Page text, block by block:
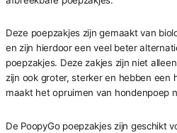
Deze poepzakjes zijn gemaakt van
en zijn hierdoor een veel beter
poepzakjes. Deze zakjes zijn niet
zijn ook groter, sterker en hebben een
maakt het opruimen van hondenpoep
De PoopyGo poepzakjes zijn geschikt